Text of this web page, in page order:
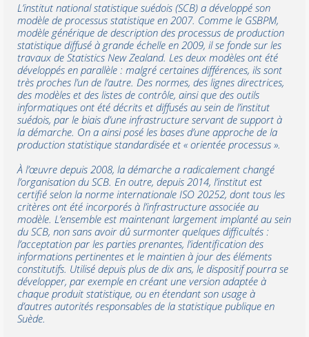
L’institut national statistique suédois (SCB) a développé son
modèle de processus statistique en 2007. Comme le GSBPM,
modèle générique de description des processus de production
statistique diffusé à grande échelle en 2009, il se fonde sur les
travaux de Statistics New Zealand. Les deux modèles ont été
développés en parallèle : malgré certaines différences, ils sont
très proches l’un de l’autre. Des normes, des lignes directrices,
des modèles et des listes de contrôle, ainsi que des outils
informatiques ont été décrits et diffusés au sein de l’institut
suédois, par le biais d’une infrastructure servant de support à
la démarche. On a ainsi posé les bases d’une approche de la
production statistique standardisée et « orientée processus ».
À l’œuvre depuis 2008, la démarche a radicalement changé
l’organisation du SCB. En outre, depuis 2014, l’institut est
certifié selon la norme internationale ISO 20252, dont tous les
critères ont été incorporés à l’infrastructure associée au
modèle. L’ensemble est maintenant largement implanté au sein
du SCB, non sans avoir dû surmonter quelques difficultés :
l’acceptation par les parties prenantes, l’identification des
informations pertinentes et le maintien à jour des éléments
constitutifs. Utilisé depuis plus de dix ans, le dispositif pourra se
développer, par exemple en créant une version adaptée à
chaque produit statistique, ou en étendant son usage à
d’autres autorités responsables de la statistique publique en
Suède.